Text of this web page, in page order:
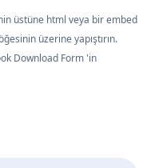
üstüne html veya bir embed
üzerine yapıştırın.
Download Form 'in